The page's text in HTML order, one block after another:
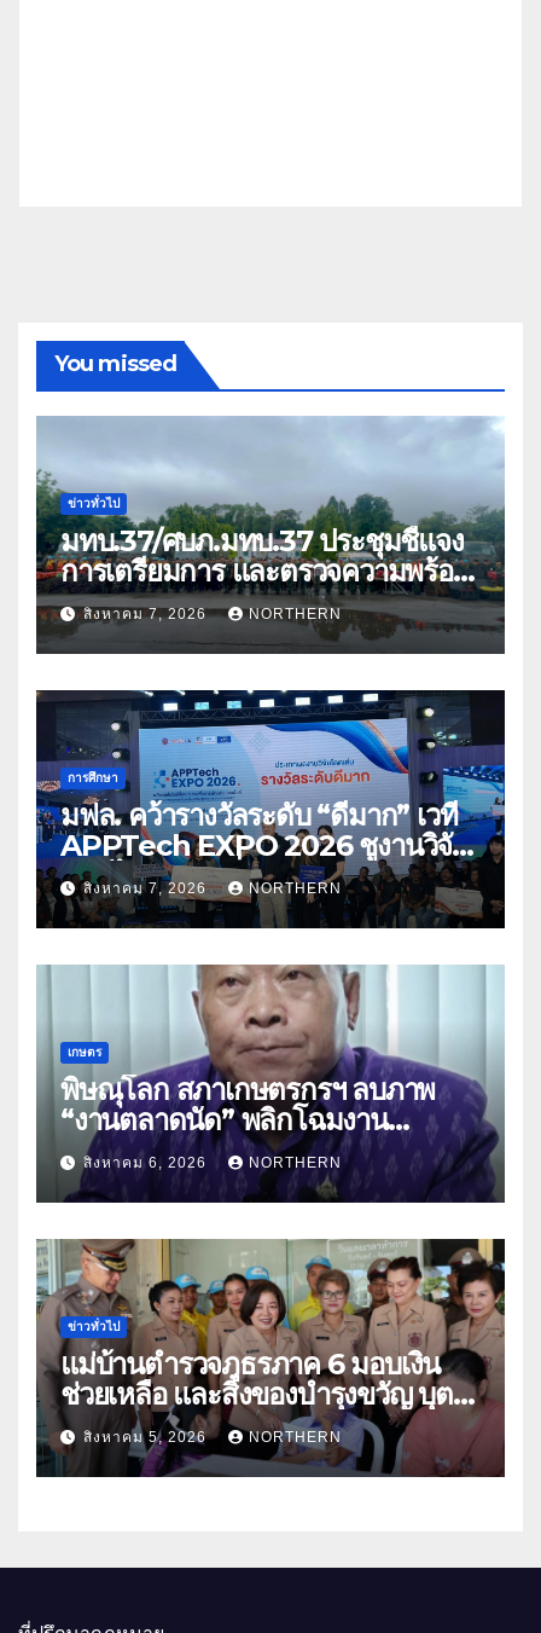
You missed
ข่าวทั่วไป
มทบ.37/ศบภ.มทบ.37 ประชุมชี้แจง
การเตรียมการ และตรวจความพร้อม
ด้านการบรรเทาสาธารณภัย
สิงหาคม 7, 2026 NORTHERN
การศึกษา
มฟล. คว้ารางวัลระดับ “ดีมาก” เวที
APPTech EXPO 2026 ชูงานวิจัย
สมุนไพร ขับเคลื่อนนวัตกรรมสู่เชิง
พาณิชย์
สิงหาคม 7, 2026 NORTHERN
เกษตร
พิษณุโลก สภาเกษตรกรฯ ลบภาพ
“งานตลาดนัด” พลิกโฉมงาน
“เกษตรรุ่งเรืองเมืองสองแคว 69” มุ่ง
ประโยชน์เกษตรกร ดึงนวัตกรรม-จับ
คู่ธุรกิจดันสินค้าเกษตรสู่สากล (คลิป)
สิงหาคม 6, 2026 NORTHERN
ข่าวทั่วไป
แม่บ้านตำรวจภูธรภาค 6 มอบเงิน
ช่วยเหลือ และสิ่งของบำรุงขวัญ บุตร-
ธิดา ข้าราชการตำรวจจังหวัด
อุทัยธานี
สิงหาคม 5, 2026 NORTHERN